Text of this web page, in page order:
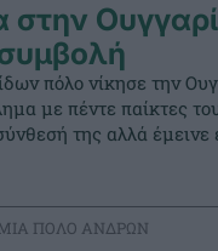
στην
πόλο νίκησε την
με πέντε παίκτες
της αλλά έμεινε
ΠΟΛΟ ΑΝΔΡΩΝ